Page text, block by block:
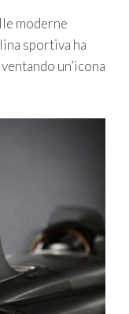
moderne
sportiva ha
un’icona